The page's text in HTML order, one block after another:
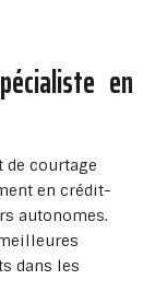
en
de courtage
en crédit-
autonomes.
dans les